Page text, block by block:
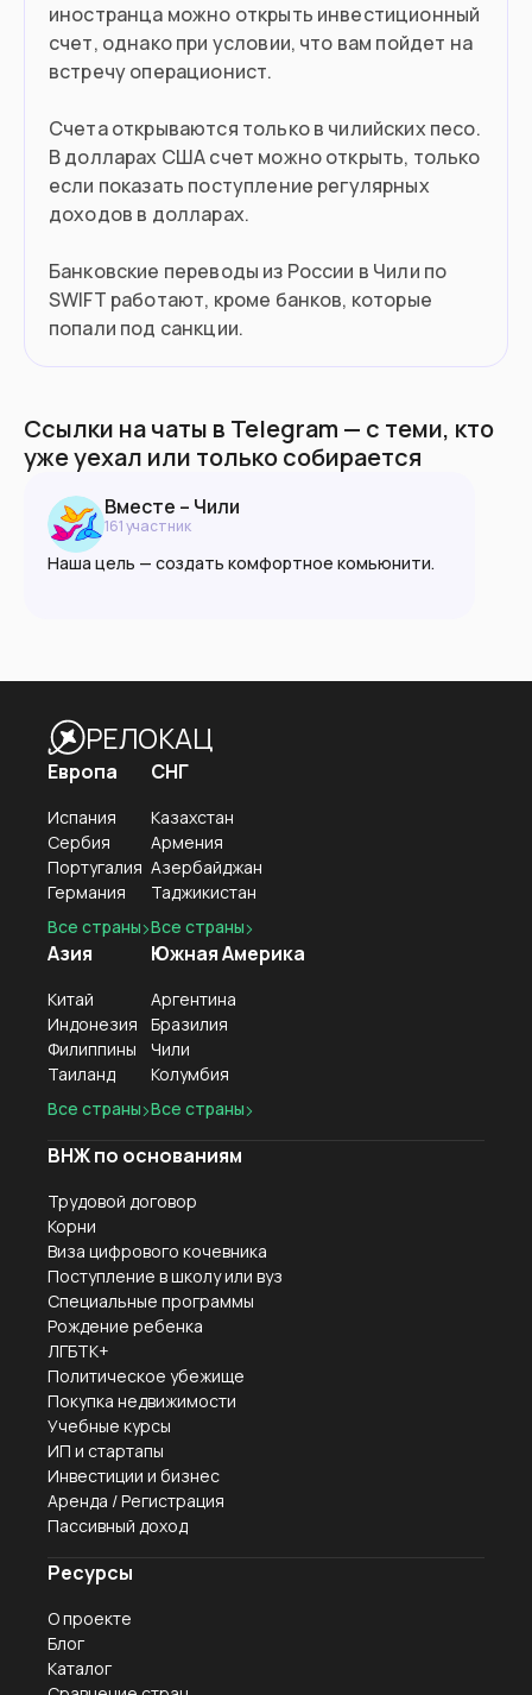
иностранца можно открыть инвестиционный
счет, однако при условии, что вам пойдет на
встречу операционист.
Счета открываются только в чилийских песо.
В долларах США счет можно открыть, только
если показать поступление регулярных
доходов в долларах.
Банковские переводы из России в Чили по
SWIFT работают, кроме банков, которые
попали под санкции.
Ссылки на чаты в Telegram — с теми, кто
уже уехал или только собирается
Вместе – Чили
161участник
Наша цель — создать комфортное комьюнити.
🌐 vmeste.info
РЕЛОКАЦ
Европа
Испания
Сербия
Португалия
Германия
Все страны
Азия
Китай
Индонезия
Филиппины
Таиланд
Все страны
СНГ
Казахстан
Армения
Азербайджан
Таджикистан
Все страны
Южная Америка
Аргентина
Бразилия
Чили
Колумбия
Все страны
ВНЖ по основаниям
Трудовой договор
Корни
Виза цифрового кочевника
Поступление в школу или вуз
Специальные программы
Рождение ребенка
ЛГБТК+
Политическое убежище
Покупка недвижимости
Учебные курсы
ИП и стартапы
Инвестиции и бизнес
Аренда / Регистрация
Пассивный доход
Ресурсы
О проекте
Блог
Каталог